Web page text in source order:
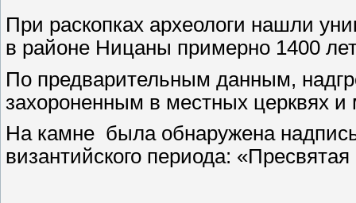
При раскопках археологи нашли
в районе Ницаны примерно 1400
По предварительным данным,
захороненным в местных церквях и
На камне была обнаружена
византийского периода: